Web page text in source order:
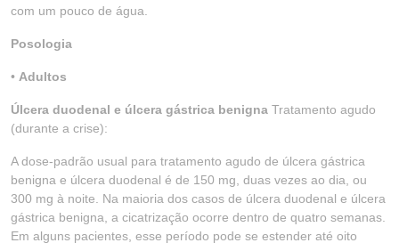
com um pouco de água.
Posologia
• Adultos
Úlcera duodenal e úlcera gástrica benigna Tratamento agudo
(durante a crise):
A dose-padrão usual para tratamento agudo de úlcera gástrica
benigna e úlcera duodenal é de 150 mg, duas vezes ao dia, ou
300 mg à noite. Na maioria dos casos de úlcera duodenal e úlcera
gástrica benigna, a cicatrização ocorre dentro de quatro semanas.
Em alguns pacientes, esse período pode se estender até oito